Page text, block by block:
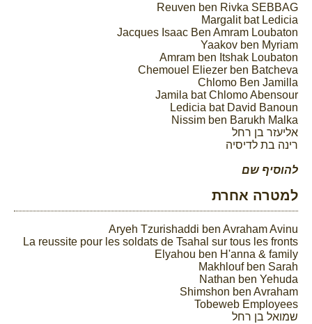
Reuven ben Rivka SEBBAG
Margalit bat Ledicia
Jacques Isaac Ben Amram Loubaton
Yaakov ben Myriam
Amram ben Itshak Loubaton
Chemouel Eliezer ben Batcheva
Chlomo Ben Jamilla
Jamila bat Chlomo Abensour
Ledicia bat David Banoun
Nissim ben Barukh Malka
אליעזר בן רחל
רינה בת לדיסיה
להוסיף שם
למטרה אחרת
Aryeh Tzurishaddi ben Avraham Avinu
La reussite pour les soldats de Tsahal sur tous les fronts
Elyahou ben H'anna & family
Makhlouf ben Sarah
Nathan ben Yehuda
Shimshon ben Avraham
Tobeweb Employees
שמואל בן רחל